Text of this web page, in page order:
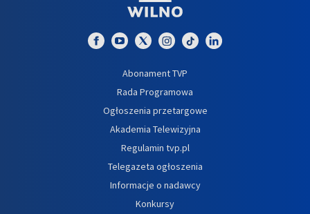
Abonament TVP
Rada Programowa
Ogłoszenia przetargowe
Akademia Telewizyjna
Regulamin tvp.pl
Telegazeta ogłoszenia
Informacje o nadawcy
Konkursy